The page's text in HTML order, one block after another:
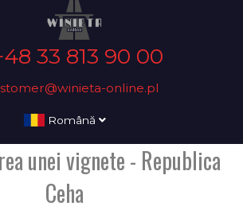
33 813 90 00
online.pl
Română
unei vignete - Republica
Ceha